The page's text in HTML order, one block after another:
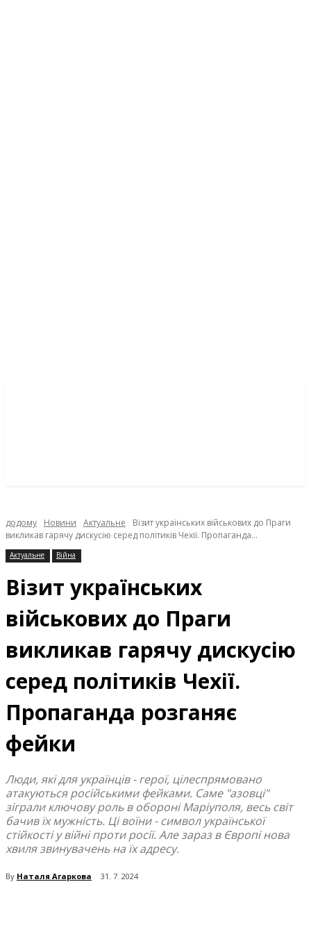
додому Новини Актуальне
Візит українських військових до Праги
викликав гарячу дискусію серед політиків Чехії. Пропаганда...
Актуальне Війна
Візит українських
військових до Праги
викликав гарячу дискусію
серед політиків Чехії.
Пропаганда розганяє
фейки
Люди, які для українців - герої, цілеспрямовано
атакуються російськими фейками. Саме "азовці"
зіграли ключову роль в обороні Маріуполя, весь світ
бачив їх мужність. Ці воїни - символ української
стійкості у війні проти росії. Але зараз в Європі нова
хвиля звинувачень на їх адресу.
By Наталя Агаркова 31. 7. 2024